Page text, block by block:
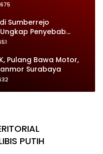
Sumberrejo
Penyebab
Pulang Bawa Motor,
Surabaya
PUTIH